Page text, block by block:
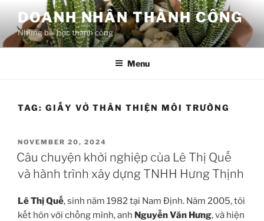
content
DOANH NHÂN THÀNH CÔNG
Những bài học thành công
Menu
TAG: GIẤY VỞ THÂN THIỆN MÔI TRƯỜNG
POSTED
ON
NOVEMBER 20, 2024
Câu chuyện khởi nghiệp của Lê Thị Quế
và hành trình xây dựng TNHH Hưng Thịnh
Lê Thị Quế, sinh năm 1982 tại Nam Định. Năm 2005, tôi
kết hôn với chồng mình, anh Nguyễn Văn Hưng, và hiện